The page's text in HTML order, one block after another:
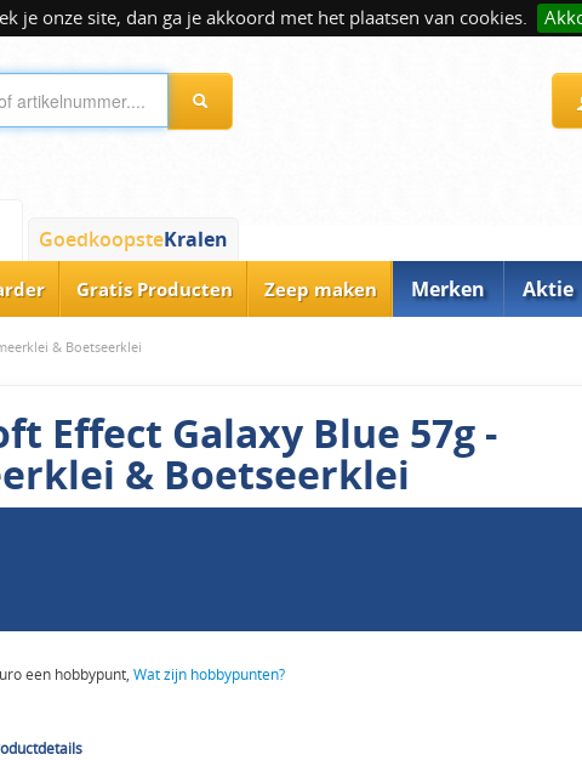
je onze site, dan ga je akkoord met het plaatsen van cookies.
GoedkoopsteKralen
Gratis Producten Zeep maken Merken Aktie
& Boetseerklei
Effect Galaxy Blue 57g -
& Boetseerklei
een hobbypunt,Wat zijn hobbypunten?